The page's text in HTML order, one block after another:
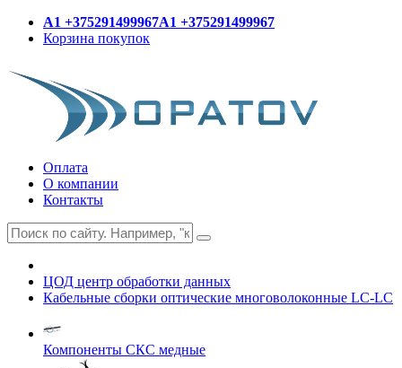
A1 +375291499967A1 +375291499967
Корзина покупок
Оплата
О компании
Контакты
ЦОД центр обработки данных
Кабельные сборки оптические многоволоконные LC-LC
Компоненты СКС медные